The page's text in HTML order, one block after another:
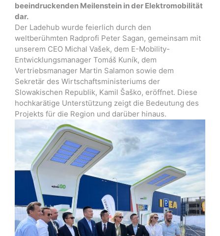
beeindruckenden Meilenstein in der Elektromobilität
dar.
Der Ladehub wurde feierlich durch den
weltberühmten Radprofi Peter Sagan, gemeinsam mit
unserem CEO Michal Vašek, dem E-Mobility-
Entwicklungsmanager Tomáš Kuník, dem
Vertriebsmanager Martin Salamon sowie dem
Sekretär des Wirtschaftsministeriums der
Slowakischen Republik, Kamil Šaško, eröffnet. Diese
hochkarätige Unterstützung zeigt die Bedeutung des
Projekts für die Region und darüber hinaus.